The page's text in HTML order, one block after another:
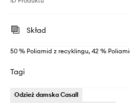
Skład
50 % Poliamid z recyklingu, 42 %
Tagi
Odzież damska Casall